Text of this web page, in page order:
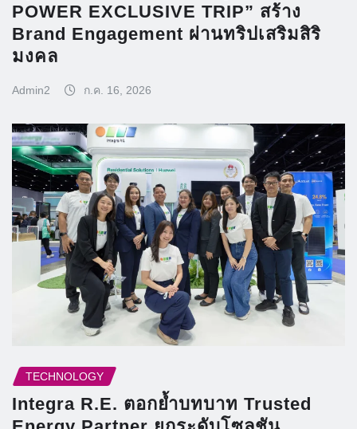
POWER EXCLUSIVE TRIP” สร้าง
Brand Engagement ผ่านทริปเสริมสิริ
มงคล
Admin2 ก.ค. 16, 2026
TECHNOLOGY
Integra R.E. ตอกย้ำบทบาท Trusted